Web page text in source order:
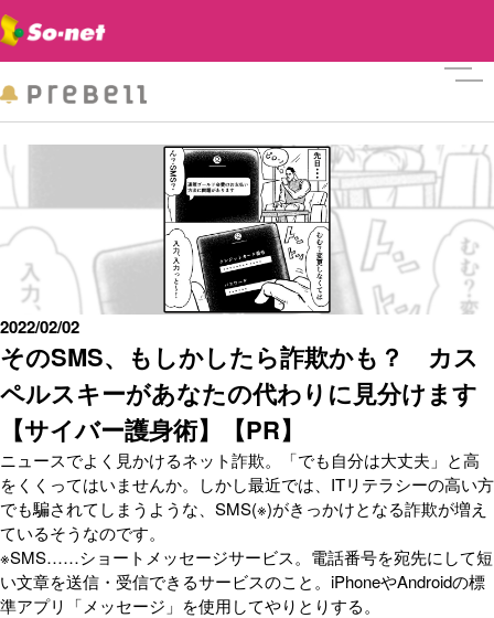
そのSMS、もしかしたら詐欺かも？ カス
ペルスキーがあなたの代わりに見分けます
【サイバー護身術】【PR】
2022/02/02
ニュースでよく見かけるネット詐欺。「でも自分は大丈夫」と高
をくくってはいませんか。しかし最近では、ITリテラシーの高い方
でも騙されてしまうような、SMS(※)がきっかけとなる詐欺が増え
ているそうなのです。
※SMS……ショートメッセージサービス。電話番号を宛先にして短
い文章を送信・受信できるサービスのこと。iPhoneやAndroidの標
準アプリ「メッセージ」を使用してやりとりする。